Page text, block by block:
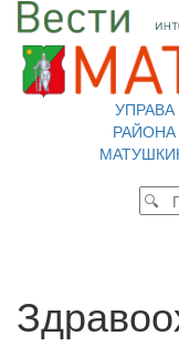
УПРАВА
РАЙОНА